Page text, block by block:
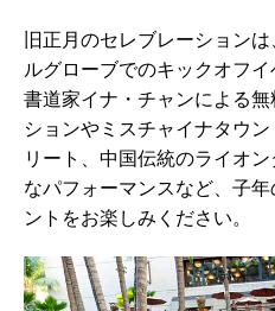
旧正月のセレブレーション
ルグローブでのキックオフ
書道家イナ・チャンによる
ションやミスチャイナタウ
リート、中国伝統のライオ
なパフォーマンスなど、子
ントをお楽しみください。